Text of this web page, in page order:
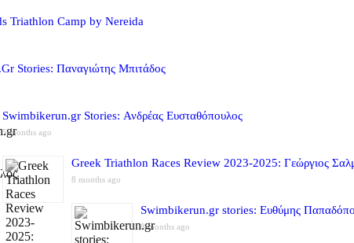
Triathlon Camp by Nereida
Stories: Παναγιώτης Μπιτάδος
Swimbikerun.gr Stories: Ανδρέας Ευσταθόπουλος
5 months ago
Greek Triathlon Races Review 2023-2025: Γεώργιος
8 months ago
Swimbikerun.gr stories: Ευθύμης
8 months ago